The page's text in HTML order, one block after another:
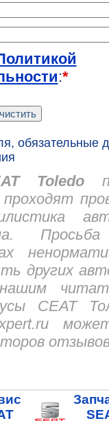
:*
обязательные
Toledo
других
СЕАТ